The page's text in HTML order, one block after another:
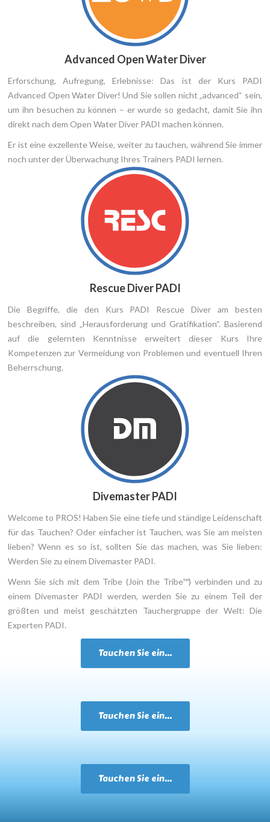
Advanced Open Water Diver
Erforschung, Aufregung, Erlebnisse: Das ist der Kurs PADI
Advanced Open Water Diver! Und Sie sollen nicht „advanced“ sein,
um ihn besuchen zu können – er wurde so gedacht, damit Sie ihn
direkt nach dem Open Water Diver PADI machen können.
Er ist eine exzellente Weise, weiter zu tauchen, während Sie immer
noch unter der Überwachung Ihres Trainers PADI lernen.
Rescue Diver PADI
Die Begriffe, die den Kurs PADI Rescue Diver am besten
beschreiben, sind „Herausforderung und Gratifikation“. Basierend
auf die gelernten Kenntnisse erweitert dieser Kurs Ihre
Kompetenzen zur Vermeidung von Problemen und eventuell Ihren
Beherrschung.
Divemaster PADI
Welcome to PROS! Haben Sie eine tiefe und ständige Leidenschaft
für das Tauchen? Oder einfacher ist Tauchen, was Sie am meisten
lieben? Wenn es so ist, sollten Sie das machen, was Sie lieben:
Werden Sie zu einem Divemaster PADI.
Wenn Sie sich mit dem Tribe (Join the Tribe™) verbinden und zu
einem Divemaster PADI werden, werden Sie zu einem Teil der
größten und meist geschätzten Tauchergruppe der Welt: Die
Experten PADI.
Tauchen Sie ein...
Tauchen Sie ein...
Tauchen Sie ein...